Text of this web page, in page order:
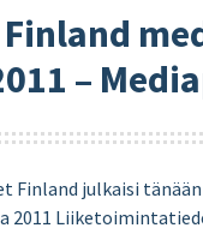
Finland
–
Finland julkaisi tänään
2011